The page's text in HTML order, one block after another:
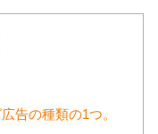
告の種類の1つ。